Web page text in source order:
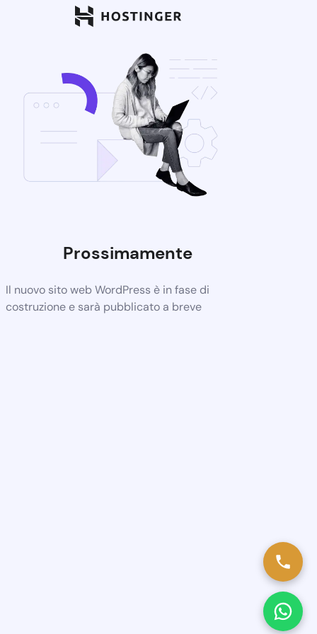
Prossimamente
Il nuovo sito web WordPress è in fase di
costruzione e sarà pubblicato a breve